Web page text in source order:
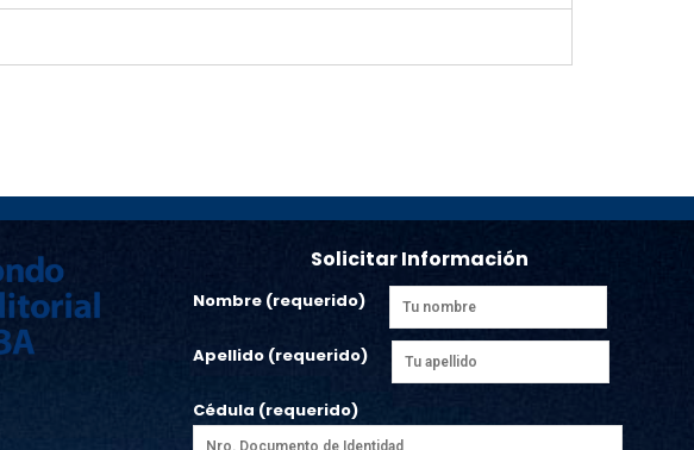
Solicitar Información
Nombre (requerido)
Apellido (requerido)
Cédula (requerido)